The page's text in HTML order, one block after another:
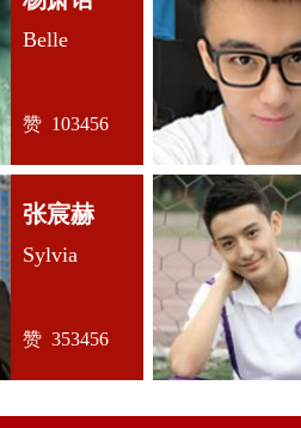
Belle
赞 103456
张宸赫
Sylvia
赞 353456
先生：我选的是郑老师亲自来起名的
意美好,而且在网上打分都有99分，
们公司8月7日
生：
说实话，我最开始还是有点担
家人都是很反对的，但是郑老师给我
，名字也非常的吉祥好听，大气，还
我真心觉得花的值得，毕竟名字是要
先生：楼上的，我和你一样，刚开始